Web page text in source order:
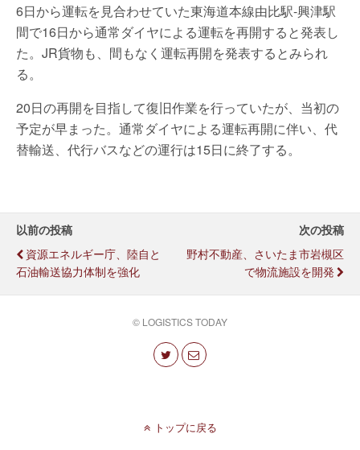
6日から運転を見合わせていた東海道本線由比駅-興津駅
間で16日から通常ダイヤによる運転を再開すると発表し
た。JR貨物も、間もなく運転再開を発表するとみられ
る。
20日の再開を目指して復旧作業を行っていたが、当初の
予定が早まった。通常ダイヤによる運転再開に伴い、代
替輸送、代行バスなどの運行は15日に終了する。
以前の投稿
資源エネルギー庁、陸自と
石油輸送協力体制を強化
次の投稿
野村不動産、さいたま市岩槻区
で物流施設を開発
© LOGISTICS TODAY
トップに戻る